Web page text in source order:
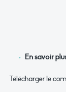
En savoir
Télécharger le